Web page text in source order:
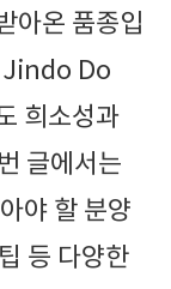
아온 품종입
Jindo Do
희소성과
글에서는
야 할 분양
등 다양한